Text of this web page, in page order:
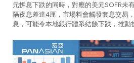
元拆息下跌的同時，對應的美元SOFR未
隔夜息差達4厘，市場料會觸發套息交易
息，可能令本地銀行體系結餘下跌，推動